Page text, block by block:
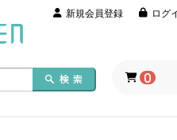
新規会員登録 ログ
0